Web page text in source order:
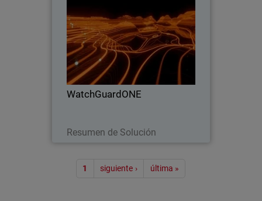
WatchGuardONE
Resumen de Solución
Body
Descubra cómo el programa de socios
de canal de WatchGuard puede
impulsar una mayor rentabilidad y
eficiencia a través de la participación y
Paginación
1 siguiente › última »